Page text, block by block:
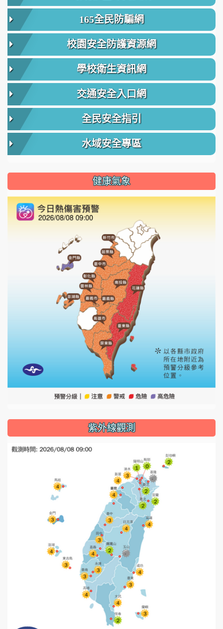
165全民防騙網
校園安全防護資源網
學校衛生資訊網
交通安全入口網
全民安全指引
水域安全專區
健康氣象
紫外線觀測